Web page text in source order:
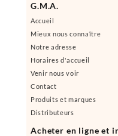
G.M.A.
Accueil
Mieux nous connaître
Notre adresse
Horaires d'accueil
Venir nous voir
Contact
Produits et marques
Distributeurs
Acheter en ligne et